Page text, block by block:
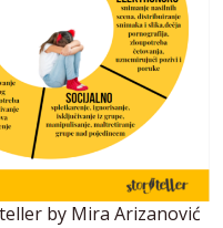
by Mira Arizanović